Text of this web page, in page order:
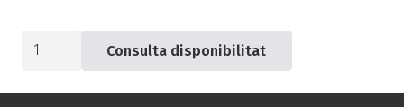
quantitat
Popelin
Consulta disponibilitat